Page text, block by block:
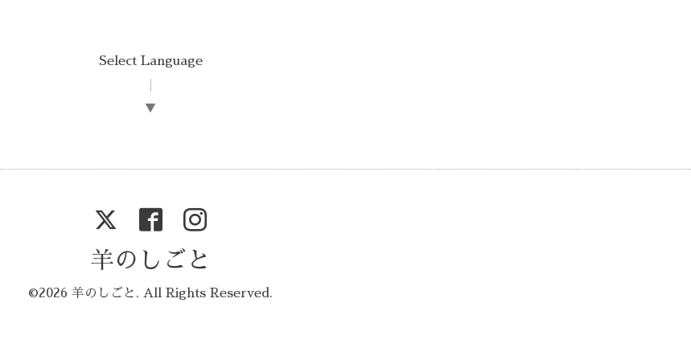
Select Language
▼
羊のしごと
©2026 羊のしごと . All Rights Reserved.